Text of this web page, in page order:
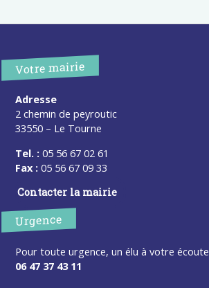
Votre mairie
Adresse
2 chemin de peyroutic
33550 – Le Tourne
Tel. : 05 56 67 02 61
Fax : 05 56 67 09 33
Contacter la mairie
Urgence
Pour toute urgence, un élu à votre
06 47 37 43 11